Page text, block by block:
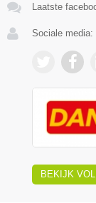
Laatste
Sociale media:
BEKIJK